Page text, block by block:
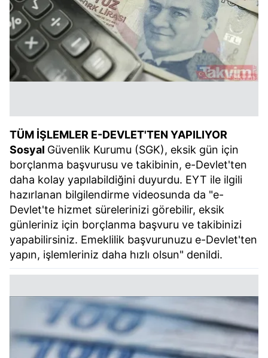
TÜM İŞLEMLER E-DEVLET'TEN YAPILIYOR
Sosyal Güvenlik Kurumu (SGK), eksik gün için
borçlanma başvurusu ve takibinin, e-Devlet'ten
daha kolay yapılabildiğini duyurdu. EYT ile ilgili
hazırlanan bilgilendirme videosunda da "e-
Devlet'te hizmet sürelerinizi görebilir, eksik
günleriniz için borçlanma başvuru ve takibinizi
yapabilirsiniz. Emeklilik başvurunuzu e-Devlet'ten
yapın, işlemleriniz daha hızlı olsun" denildi.